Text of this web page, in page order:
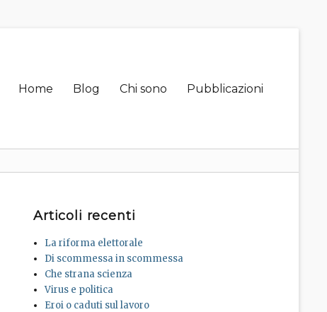
Primary
Home Blog Chi sono Pubblicazioni
Articoli recenti
La riforma elettorale
Di scommessa in scommessa
Che strana scienza
Virus e politica
Eroi o caduti sul lavoro